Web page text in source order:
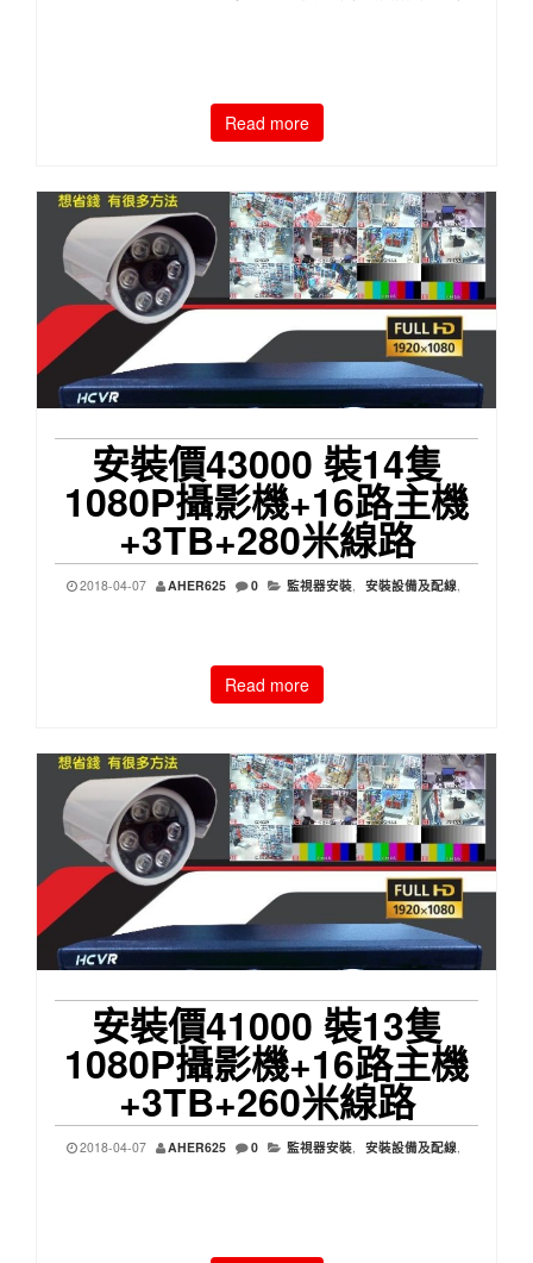
Read more
安裝價43000 裝14隻
1080P攝影機+16路主機
+3TB+280米線路
2018-04-07 AHER625 0 監視器安裝 安裝設備及配線
Read more
安裝價41000 裝13隻
1080P攝影機+16路主機
+3TB+260米線路
2018-04-07 AHER625 0 監視器安裝, 安裝設備及配線,